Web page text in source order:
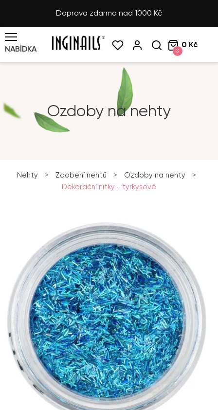
Doprava zdarma nad 1000 Kč
NABÍDKA 0
0 Kč
Ozdoby na nehty
Nehty > Zdobení nehtů > Ozdoby na nehty
>
Dekorační nitky - tyrkysové